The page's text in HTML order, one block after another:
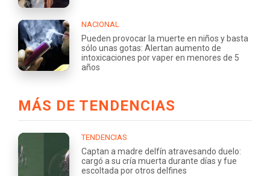
NACIONAL
Pueden provocar la muerte en niños y basta
sólo unas gotas: Alertan aumento de
intoxicaciones por vaper en menores de 5
años
MÁS DE TENDENCIAS
TENDENCIAS
Captan a madre delfín atravesando duelo:
cargó a su cría muerta durante días y fue
escoltada por otros delfines